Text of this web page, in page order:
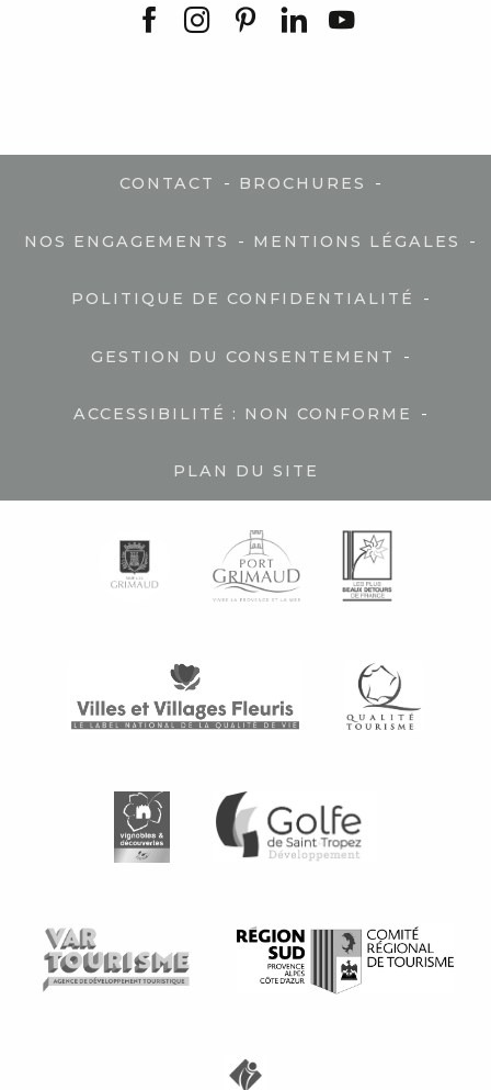
CONTACT - BROCHURES -
NOS ENGAGEMENTS - MENTIONS LÉGALES -
POLITIQUE DE CONFIDENTIALITÉ -
GESTION DU CONSENTEMENT -
ACCESSIBILITÉ : NON CONFORME -
PLAN DU SITE